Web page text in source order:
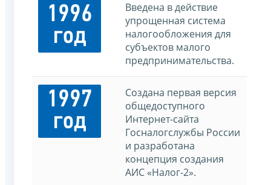
1996
год
Введена в действие
упрощенная система
налогообложения для
субъектов малого
предпринимательства.
1997
год
Создана первая версия
общедоступного
Интернет-сайта
Госналогслужбы России
и разработана
концепция создания
АИС «Налог-2».